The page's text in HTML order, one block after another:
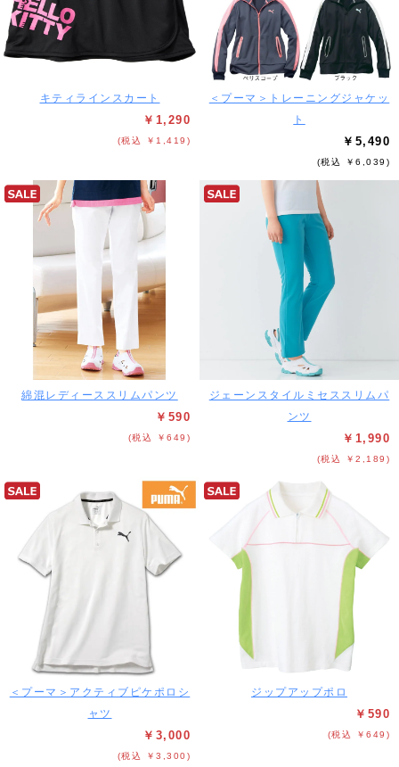
キティラインスカート
￥1,290
(税込 ￥1,419)
＜プーマ＞トレーニングジャケッ
ト
￥5,490
(税込 ￥6,039)
綿混レディーススリムパンツ
￥590
(税込 ￥649)
ジェーンスタイルミセススリムパ
ンツ
￥1,990
(税込 ￥2,189)
＜プーマ＞アクティブピケポロシ
ャツ
￥3,000
(税込 ￥3,300)
ジップアップポロ
￥590
(税込 ￥649)